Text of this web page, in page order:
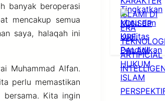
banyak beroperasi
mencakup semua
saya, halaqah ini
Muhammad Alfan.
perlu memastikan
Kita ingin